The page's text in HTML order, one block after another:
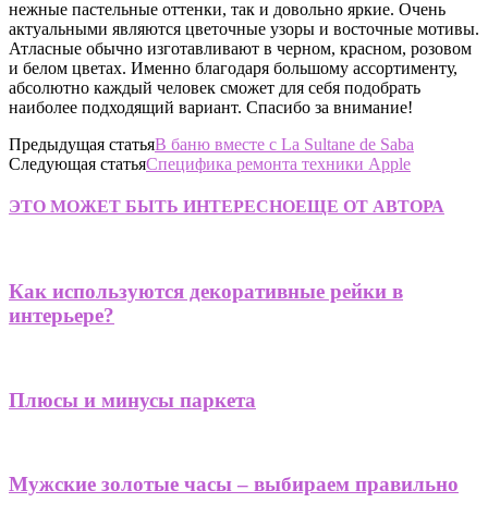
нежные пастельные оттенки, так и довольно яркие. Очень
актуальными являются цветочные узоры и восточные мотивы.
Атласные обычно изготавливают в черном, красном, розовом
и белом цветах. Именно благодаря большому ассортименту,
абсолютно каждый человек сможет для себя подобрать
наиболее подходящий вариант. Спасибо за внимание!
Предыдущая статьяВ баню вместе с La Sultane de Saba
Следующая статьяСпецифика ремонта техники Apple
ЭТО МОЖЕТ БЫТЬ ИНТЕРЕСНОЕЩЕ ОТ АВТОРА
Как используются декоративные рейки в
интерьере?
Плюсы и минусы паркета
Мужские золотые часы – выбираем правильно